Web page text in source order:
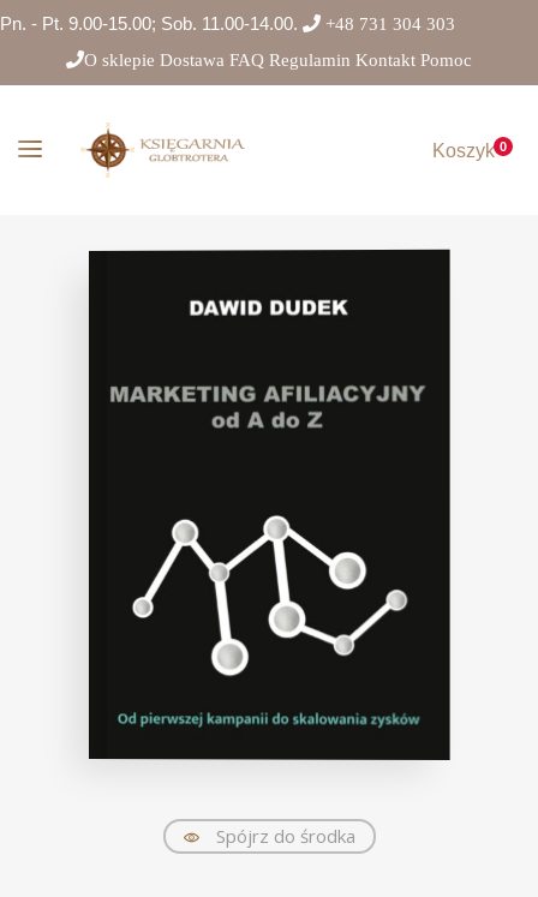
Pn. - Pt. 9.00-15.00; Sob. 11.00-14.00.
+48 731 304 303
O sklepie Dostawa FAQ Regulamin Kontakt Pomoc
Koszyk0
Spójrz do środka